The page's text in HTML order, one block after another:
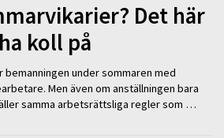
Det här
koll på
under sommaren med
Men även om anställningen bara
samma arbetsrättsliga regler som …